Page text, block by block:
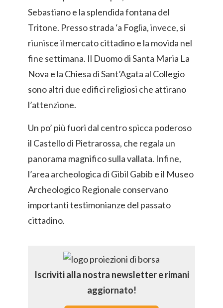
Sebastiano e la splendida fontana del
Tritone. Presso strada ‘a Foglia, invece, si
riunisce il mercato cittadino e la movida nel
fine settimana. Il Duomo di Santa Maria La
Nova e la Chiesa di Sant’Agata al Collegio
sono altri due edifici religiosi che attirano
l’attenzione.
Un po’ più fuori dal centro spicca poderoso
il Castello di Pietrarossa, che regala un
panorama magnifico sulla vallata. Infine,
l’area archeologica di Gibil Gabib e il Museo
Archeologico Regionale conservano
importanti testimonianze del passato
cittadino.
Iscriviti alla nostra newsletter e rimani
aggiornato!